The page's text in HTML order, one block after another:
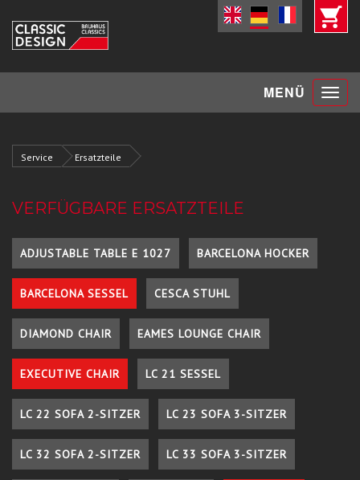
MENÜ Toggle
Service Ersatzteile
VERFÜGBARE ERSATZTEILE
ADJUSTABLE TABLE E 1027 BARCELONA HOCKER
BARCELONA SESSEL CESCA STUHL
DIAMOND CHAIR EAMES LOUNGE CHAIR
EXECUTIVE CHAIR LC 21 SESSEL
LC 22 SOFA 2-SITZER LC 23 SOFA 3-SITZER
LC 32 SOFA 2-SITZER LC 33 SOFA 3-SITZER